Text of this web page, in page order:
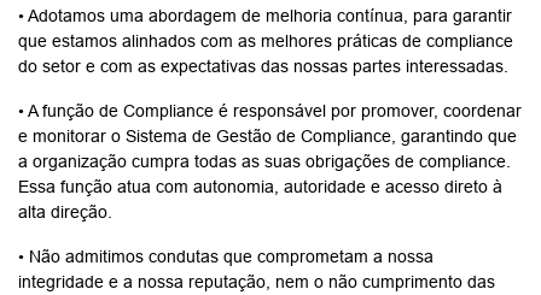
• Adotamos uma abordagem de melhoria contínua, para garantir
que estamos alinhados com as melhores práticas de compliance
do setor e com as expectativas das nossas partes interessadas.
• A função de Compliance é responsável por promover, coordenar
e monitorar o Sistema de Gestão de Compliance, garantindo que
a organização cumpra todas as suas obrigações de compliance.
Essa função atua com autonomia, autoridade e acesso direto à
alta direção.
• Não admitimos condutas que comprometam a nossa
integridade e a nossa reputação, nem o não cumprimento das